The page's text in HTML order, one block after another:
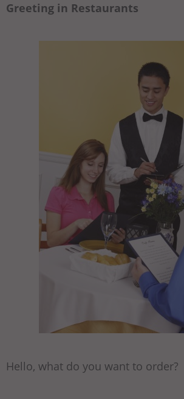
Greeting in Restaurants
Hello, what do you want to order?